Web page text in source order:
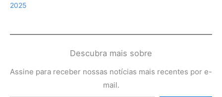
2025
Descubra mais sobre
Assine para receber nossas notícias mais recentes por e-
mail.